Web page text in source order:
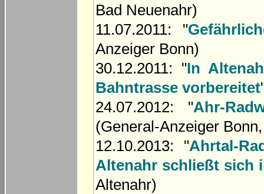
Bad Neuenahr)
11.07.2011: "
Anzeiger Bonn)
30.12.2011: "In
Bahntrasse vorbereitet
24.07.2012: "Ahr-
(General-Anzeiger
12.10.2013: "Ahrtal-
Altenahr schließt sich
Altenahr)